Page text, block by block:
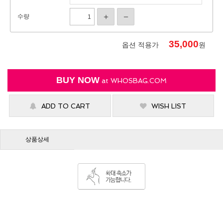
수량
옵션 적용가 35,000원
BUY NOW at WHOSBAG.COM
ADD TO CART WISH LIST
상품상세